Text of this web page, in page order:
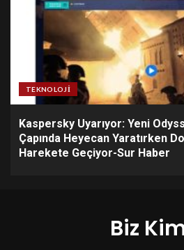
TEKNOLOJI
Kaspersky Uyarıyor: Yeni
Çapında Heyecan Yaratırken
Harekete Geçiyor-Sur Haber
Biz